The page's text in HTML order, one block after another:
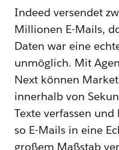
Indeed versendet
Millionen E-Mails,
Daten war eine
unmöglich. Mit
Next können
innerhalb von
Texte verfassen
so E-Mails in eine
großem Maßstab